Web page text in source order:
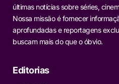
últimas notícias sobre séries,
Nossa missão é fornecer
aprofundadas e reportagens
buscam mais do que o óbvio.
Editorias